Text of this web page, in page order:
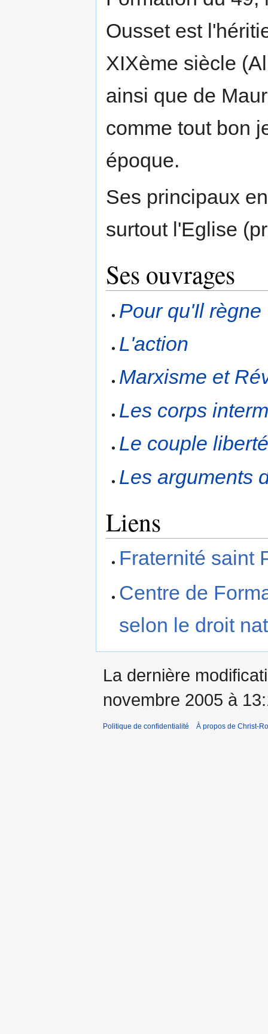
Ousset est
XIXème siècle
ainsi que de
comme tout bon
époque.
Ses principaux
surtout l'Eglise
Ses ouvrages
Pour qu'Il règne
L'action
Marxisme et
Les corps
Le couple
Les arguments
Liens
Fraternité saint
Centre de
selon le droit
La dernière
novembre 2005 à
Politique de confidentialité À propos de Christ-